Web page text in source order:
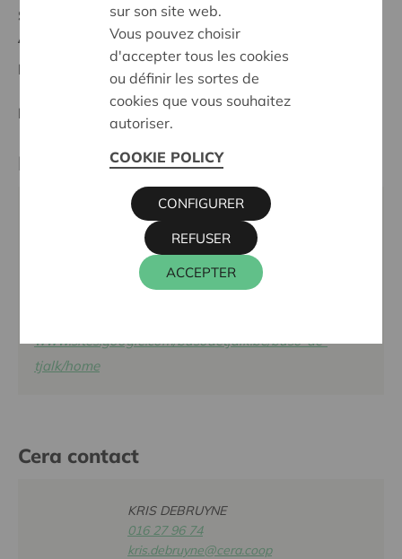
Statut:
Antwerpen
Date de décision: 12/02/2025
Décision: Approuvé
Partenaire
De Tjalk, Leo Baekelandstraat 10, 2180
03 541 32 80
secretariaat@busodetjalk.be
www.sites.google.com/busodetjalk.be/buso-de-
tjalk/home
Cera contact
KRIS DEBRUYNE
016 27 96 74
kris.debruyne@cera.coop
sur son site web.
Vous pouvez choisir
d'accepter tous les cookies
ou définir les sortes de
cookies que vous souhaitez
autoriser.
COOKIE POLICY
ACCEPTER
REFUSER
CONFIGURER